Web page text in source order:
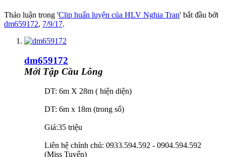
Thảo luận trong 'Clip huấn luyện của HLV Nghia Tran' bắt đầu bởi
dm659172, 7/9/17.
dm659172
Mới Tập Cầu Lông
DT: 6m X 28m ( hiện diện)
DT: 6m x 18m (trong sổ)
Giá:35 triệu
Liên hệ chính chủ: 0933.594.592 - 0904.594.592
(Miss Tuyến)